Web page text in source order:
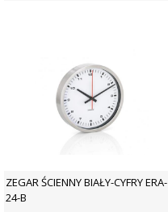
ZEGAR ŚCIENNY BIAŁY-CYFRY ERA-
24-B